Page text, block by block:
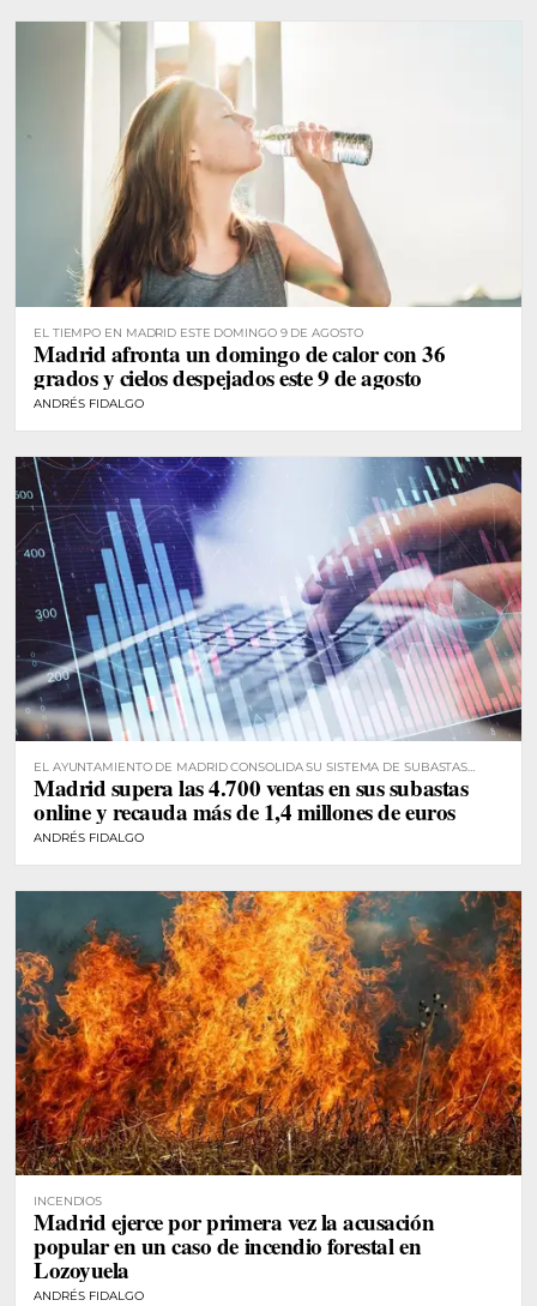
EL TIEMPO EN MADRID ESTE DOMINGO 9 DE AGOSTO
Madrid afronta un domingo de calor con 36
grados y cielos despejados este 9 de agosto
ANDRÉS FIDALGO
EL AYUNTAMIENTO DE MADRID CONSOLIDA SU SISTEMA DE SUBASTAS
DIGITALES
Madrid supera las 4.700 ventas en sus subastas
online y recauda más de 1,4 millones de euros
ANDRÉS FIDALGO
INCENDIOS
Madrid ejerce por primera vez la acusación
popular en un caso de incendio forestal en
Lozoyuela
ANDRÉS FIDALGO